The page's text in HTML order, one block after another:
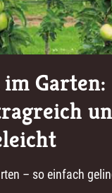
Garten:
– so einfach